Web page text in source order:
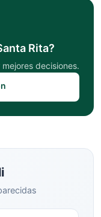
Rita?
decisiones.